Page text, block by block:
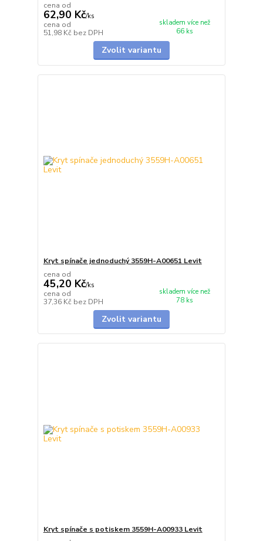
cena od
62,90 Kč/ks
cena od
51,98 Kč bez DPH
skladem více než
66 ks
Zvolit variantu
Kryt spínače jednoduchý 3559H-A00651 Levit
cena od
45,20 Kč/ks
cena od
37,36 Kč bez DPH
skladem více než
78 ks
Zvolit variantu
Kryt spínače s potiskem 3559H-A00933 Levit